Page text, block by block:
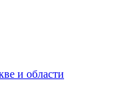
и области